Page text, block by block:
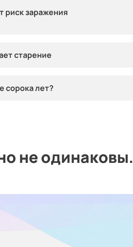
риск заражения
старение
сорока лет?
не одинаковы.